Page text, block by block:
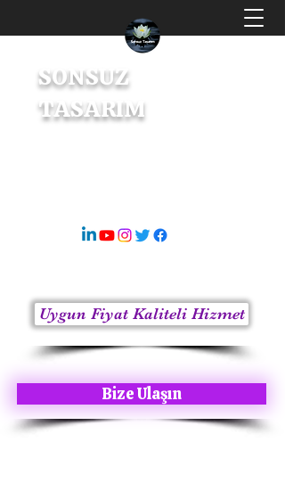
SONSUZ
TASARIM
Uygun Fiyat Kaliteli Hizmet
Bize Ulaşın